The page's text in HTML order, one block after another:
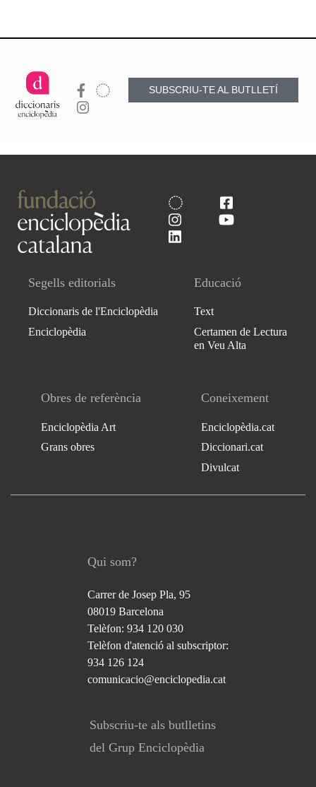
SUBSCRIU-TE AL BUTLLETÍ
Segells editorials
Diccionaris de l'Enciclopèdia
Enciclopèdia
Educació
Text
Certamen de Lectura
en Veu Alta
Obres de referència
Enciclopèdia Art
Grans obres
Coneixement
Enciclopèdia.cat
Diccionari.cat
Divulcat
Qui som?
Carrer de Josep Pla, 95
08019 Barcelona
Telèfon: 934 120 030
Telèfon d'atenció al subscriptor:
934 126 124
comunicacio@enciclopedia.cat
Subscriu-te als butlletins
del Grup Enciclopèdia